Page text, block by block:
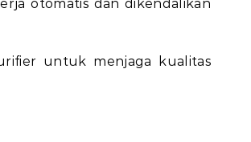
otomatis dan dikendalikan
untuk menjaga kualitas